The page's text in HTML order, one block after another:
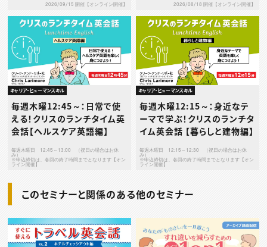
2026/09/15 開催【オンライン開催】 2026/08/18 開催【オンライン開催】
キャリア・ヒューマンスキル
毎週木曜12:45～：日常で使
える！クリスのランチタイム英
会話【ヘルスケア英語編】
毎週木曜日 12:45～13:00 （祝日の場合はお休
み）
※申込締切は、各回の終了時間までとなります【オン
ライン開催】
キャリア・ヒューマンスキル
毎週木曜12:15～：身近なテ
ーマで学ぶ！クリスのランチタ
イム英会話 【暮らしと建物編】
毎週木曜日 12:15～12:30 （祝日の場合はお休
み）
※申込締切は、各回の終了時間までとなります【オン
ライン開催】
このセミナーと関係のある他のセミナー